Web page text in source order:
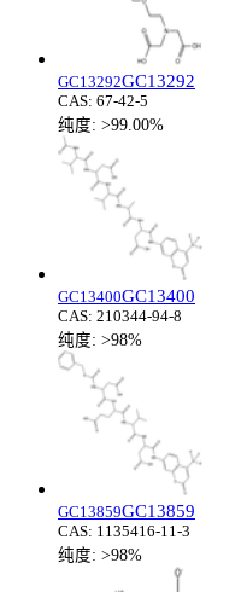
GC13292GC13292
CAS: 67-42-5
纯度: >99.00%
GC13400GC13400
CAS: 210344-94-8
纯度: >98%
GC13859GC13859
CAS: 1135416-11-3
纯度: >98%